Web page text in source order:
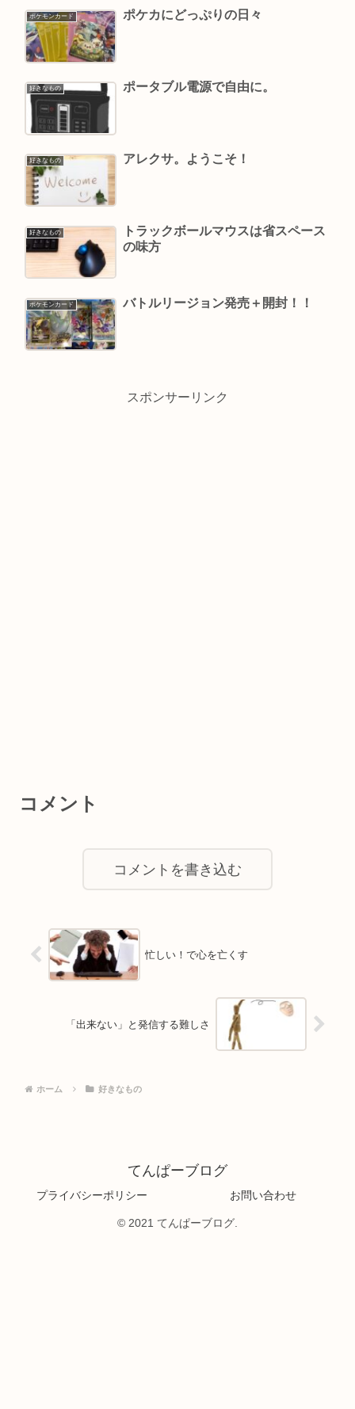
ポケモンカード ポケカにどっぷりの日々
好きなもの ポータブル電源で自由に。
好きなもの アレクサ。ようこそ！
好きなもの
トラックボールマウスは省スペース
の味方
ポケモンカード バトルリージョン発売＋開封！！
スポンサーリンク
コメント
コメントを書き込む
忙しい！で心を亡くす
「出来ない」と発信する難しさ
ホーム 好きなもの
てんぱーブログ
プライバシーポリシー お問い合わせ
© 2021 てんぱーブログ.